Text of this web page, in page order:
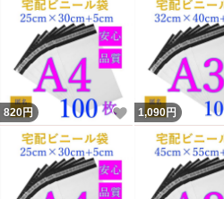
820円 いいね！
1,090円